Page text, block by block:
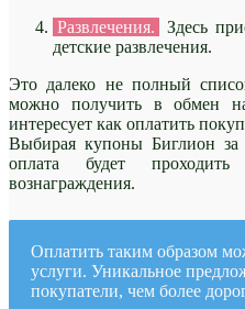
Развлечения.
Здесь
детские развлечения.
Это далеко не полный
можно получить в обмен
интересует как оплатить
Выбирая купоны Биглион за
оплата будет
вознаграждения.
Оплатить таким образом
услуги. Уникальное
покупатели, чем более